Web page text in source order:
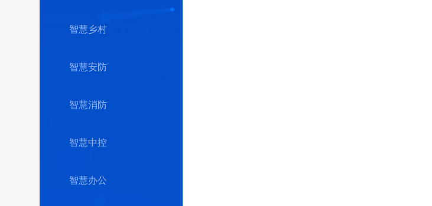
智慧乡村
智慧安防
智慧消防
智慧中控
智慧办公